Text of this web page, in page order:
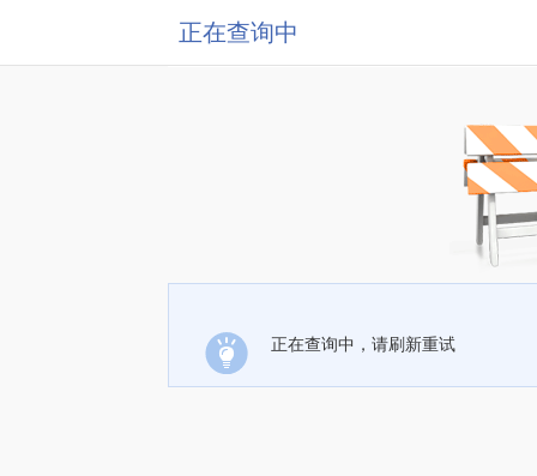
正在查询中
正在查询中，请刷新重试